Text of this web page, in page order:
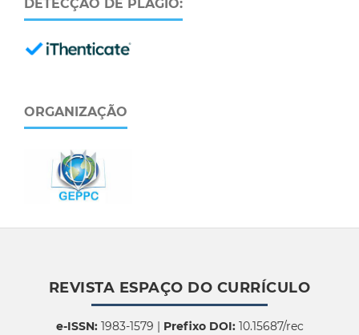
DETECÇÃO DE PLÁGIO:
ORGANIZAÇÃO
REVISTA ESPAÇO DO CURRÍCULO
e-ISSN:1983-1579 | Prefixo DOI:10.15687/rec